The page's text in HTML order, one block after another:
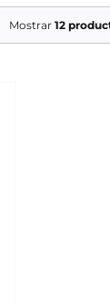
Mostrar12